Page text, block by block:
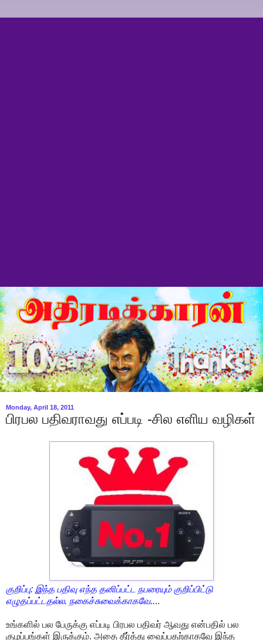
Monday, April 18, 2011
பிரபல பதிவராவது எப்படி -சில எளிய வழிகள்
குறிப்பு: இந்த பதிவு எந்த தனிப்பட்ட நபரையும் குறிப்பிட்டு
எழுதப்பட்டதல்ல. நகைச்சுவைக்காகவே....
உங்களில் பல பேருக்கு எப்படி பிரபல பதிவர் ஆவது என்பதில் பல
குழப்பங்கள் இருக்கும். அதை தீர்த்து வைப்பதற்காகவே இந்த